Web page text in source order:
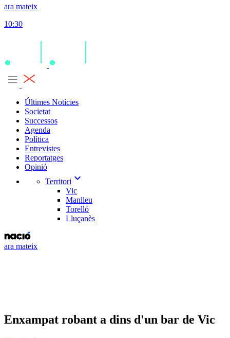
ara mateix
10:30
Últimes Notícies
Societat
Successos
Agenda
Política
Entrevistes
Reportatges
Opinió
Territori expand_more
Vic
Manlleu
Torelló
Lluçanès
ara mateix
Enxampat robant a dins d'un bar de Vic